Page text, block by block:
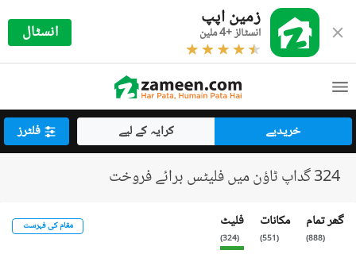
زمین اپپ
انسٹالز +4 ملین انسٹال
خریدیے کرایہ کے لیے فلٹرز
324 گداپ ٹاؤن میں فلیٹس برائے فروخت
گھر تمام
(
888
)
مکانات
(
551
)
فلیٹ
(
324
)
مقام کی فہرست